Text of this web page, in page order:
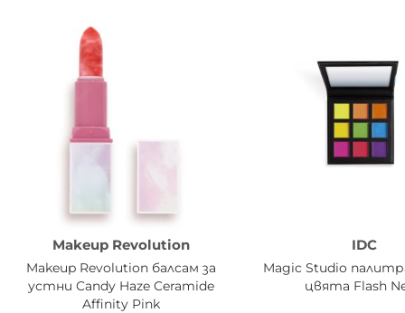
Makeup Revolution
Makeup Revolution балсам за
устни Candy Haze Ceramide
Affinity Pink
IDC
Magic Studio
цвята Flash